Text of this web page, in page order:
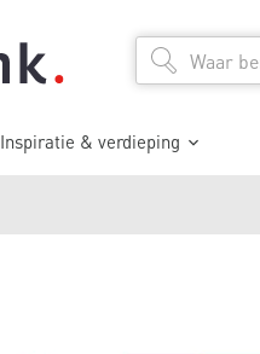
Inspiratie & verdieping